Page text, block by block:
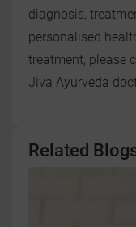
diagnosis,
personalised
treatment, please
Jiva Ayurveda
Related